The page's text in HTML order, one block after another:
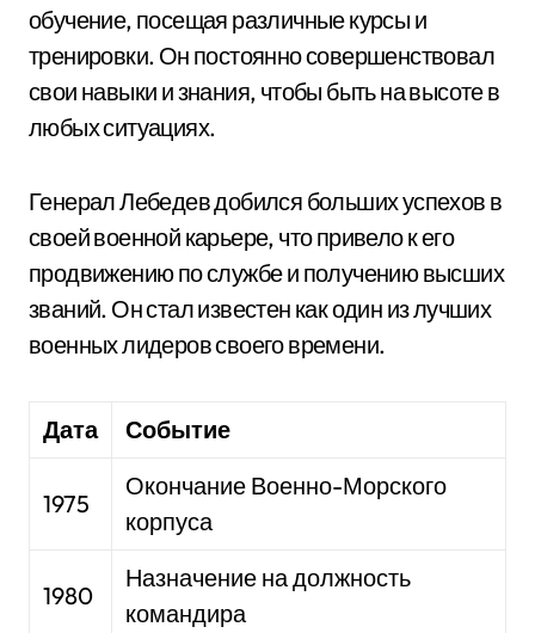
обучение, посещая различные курсы и
тренировки. Он постоянно совершенствовал
свои навыки и знания, чтобы быть на высоте в
любых ситуациях.
Генерал Лебедев добился больших успехов в
своей военной карьере, что привело к его
продвижению по службе и получению высших
званий. Он стал известен как один из лучших
военных лидеров своего времени.
Дата Событие
1975
Окончание Военно-Морского
корпуса
1980
Назначение на должность
командира